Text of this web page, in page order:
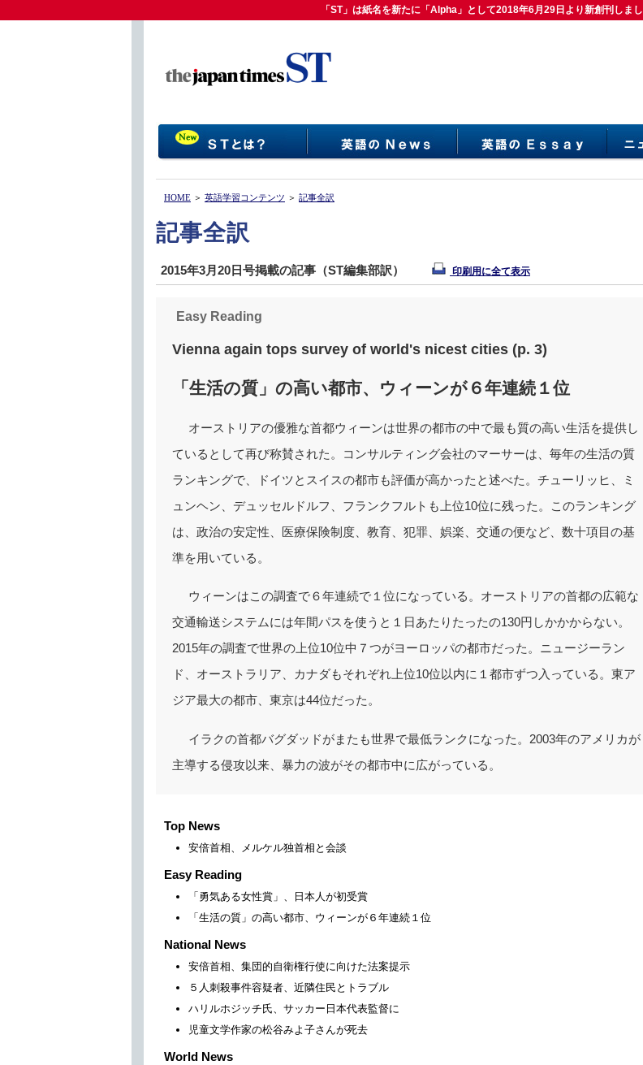
「ST」は紙名を新たに「Alpha」として2018年6月29日より新創刊しま
「ST」は紙名を新たに「Alpha」として2018年6月29日より新創刊しま
HOME ＞ 英語学習コンテンツ ＞ 記事全訳
記事全訳
2015年3月20日号掲載の記事（ST編集部訳） 印刷用に全て表示
Easy Reading
Vienna again tops survey of world's nicest cities (p. 3)
「生活の質」の高い都市、ウィーンが６年連続１位
オーストリアの優雅な首都ウィーンは世界の都市の中で最も質の高い生活を提供し
ているとして再び称賛された。コンサルティング会社のマーサーは、毎年の生活の質
ランキングで、ドイツとスイスの都市も評価が高かったと述べた。チューリッヒ、ミ
ュンヘン、デュッセルドルフ、フランクフルトも上位10位に残った。このランキング
は、政治の安定性、医療保険制度、教育、犯罪、娯楽、交通の便など、数十項目の基
準を用いている。
ウィーンはこの調査で６年連続で１位になっている。オーストリアの首都の広範な
交通輸送システムには年間パスを使うと１日あたりたったの130円しかかからない。
2015年の調査で世界の上位10位中７つがヨーロッパの都市だった。ニュージーラン
ド、オーストラリア、カナダもそれぞれ上位10位以内に１都市ずつ入っている。東ア
ジア最大の都市、東京は44位だった。
イラクの首都バグダッドがまたも世界で最低ランクになった。2003年のアメリカが
主導する侵攻以来、暴力の波がその都市中に広がっている。
Top News
安倍首相、メルケル独首相と会談
Easy Reading
「勇気ある女性賞」、日本人が初受賞
「生活の質」の高い都市、ウィーンが６年連続１位
National News
安倍首相、集団的自衛権行使に向けた法案提示
５人刺殺事件容疑者、近隣住民とトラブル
ハリルホジッチ氏、サッカー日本代表監督に
児童文学作家の松谷みよ子さんが死去
World News